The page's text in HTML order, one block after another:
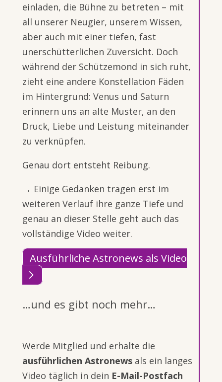
einladen, die Bühne zu betreten – mit
all unserer Neugier, unserem Wissen,
aber auch mit einer tiefen, fast
unerschütterlichen Zuversicht. Doch
während der Schützemond in sich ruht,
zieht eine andere Konstellation Fäden
im Hintergrund: Venus und Saturn
erinnern uns an alte Muster, an den
Druck, Liebe und Leistung miteinander
zu verknüpfen.
Genau dort entsteht Reibung.
→ Einige Gedanken tragen erst im
weiteren Verlauf ihre ganze Tiefe und
genau an dieser Stelle geht auch das
vollständige Video weiter.
Ausführliche Astronews als Video
…und es gibt noch mehr…
Werde Mitglied und erhalte die
ausführlichen Astronewsals ein langes
Video täglich in dein E-Mail-Postfach